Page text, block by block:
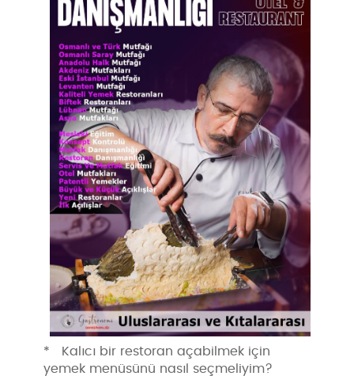
* Kalıcı bir restoran açabilmek için
yemek menüsünü nasıl seçmeliyim?